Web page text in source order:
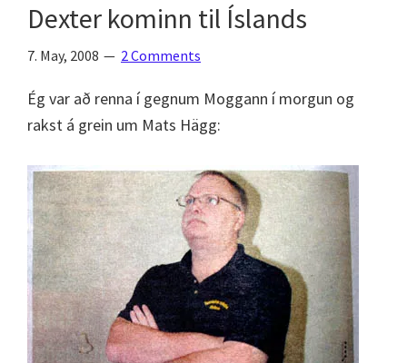
skemmtilegt
:)
Dexter kominn til Íslands
7. May, 2008 2 Comments
Ég var að renna í gegnum Moggann í morgun og
rakst á grein um Mats Hägg: